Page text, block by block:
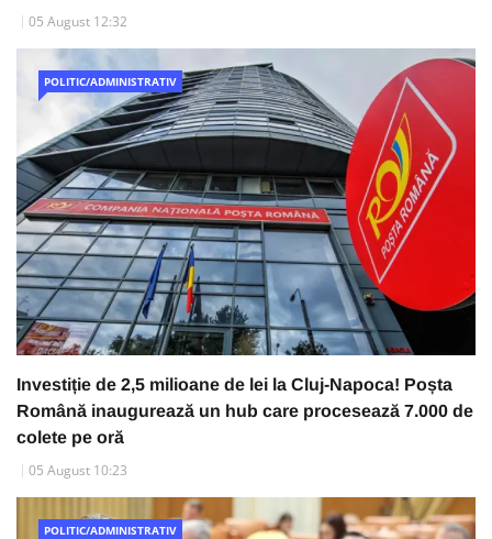
05 August 12:32
POLITIC/ADMINISTRATIV
Investiție de 2,5 milioane de lei la Cluj-Napoca! Poșta
Română inaugurează un hub care procesează 7.000 de
colete pe oră
05 August 10:23
POLITIC/ADMINISTRATIV